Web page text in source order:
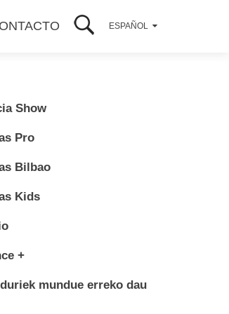
ESPAÑOL
Show
Pro
Bilbao
Kids
+
mundue erreko dau